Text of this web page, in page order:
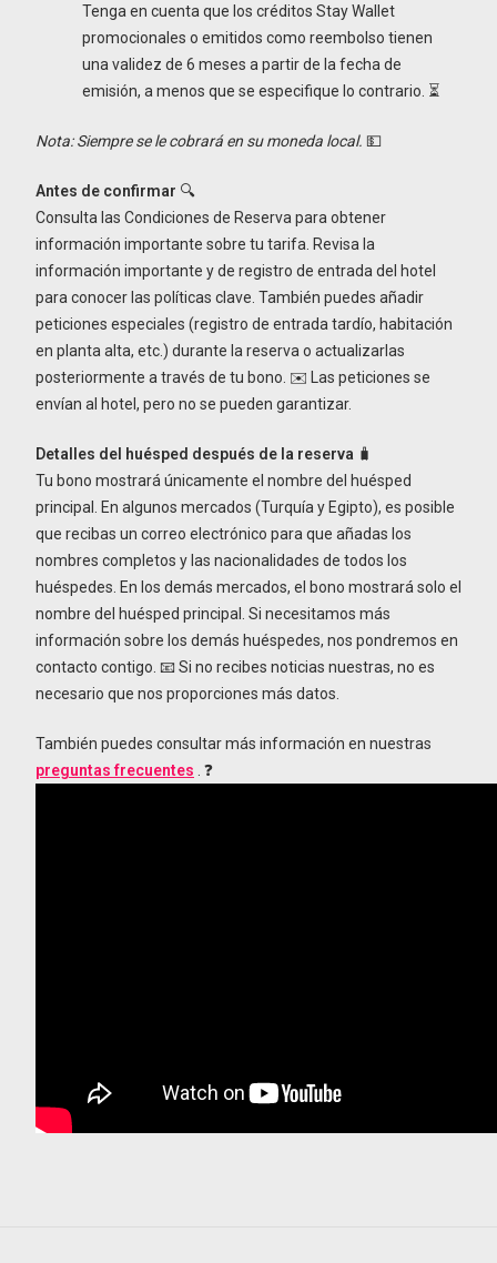
Tenga en cuenta que los créditos Stay Wallet
promocionales o emitidos como reembolso tienen
una validez de 6 meses a partir de la fecha de
emisión, a menos que se especifique lo contrario. ⏳
Nota: Siempre se le cobrará en su moneda local. 💵
Antes de confirmar 🔍
Consulta las Condiciones de Reserva para obtener
información importante sobre tu tarifa. Revisa la
información importante y de registro de entrada del hotel
para conocer las políticas clave. También puedes añadir
peticiones especiales (registro de entrada tardío, habitación
en planta alta, etc.) durante la reserva o actualizarlas
posteriormente a través de tu bono. ✉️ Las peticiones se
envían al hotel, pero no se pueden garantizar.
Detalles del huésped después de la reserva 🧳
Tu bono mostrará únicamente el nombre del huésped
principal. En algunos mercados (Turquía y Egipto), es posible
que recibas un correo electrónico para que añadas los
nombres completos y las nacionalidades de todos los
huéspedes. En los demás mercados, el bono mostrará solo el
nombre del huésped principal. Si necesitamos más
información sobre los demás huéspedes, nos pondremos en
contacto contigo. 📧 Si no recibes noticias nuestras, no es
necesario que nos proporciones más datos.
También puedes consultar más información en nuestras
preguntas frecuentes . ❓